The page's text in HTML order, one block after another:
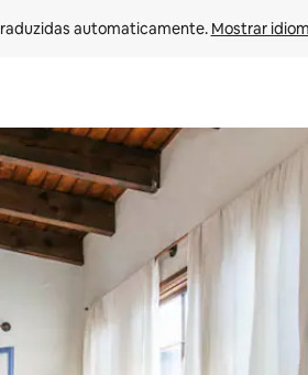
automaticamente. Mostrar